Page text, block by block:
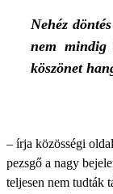
Nehéz
nem mindig
köszönet
– írja közösségi
pezsgő a nagy
teljesen nem tudták